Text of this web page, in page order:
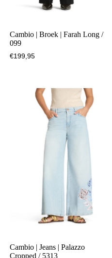
Cambio | Broek | Farah Long /
099
€199,95
Cambio | Jeans | Palazzo
Cropped / 5313